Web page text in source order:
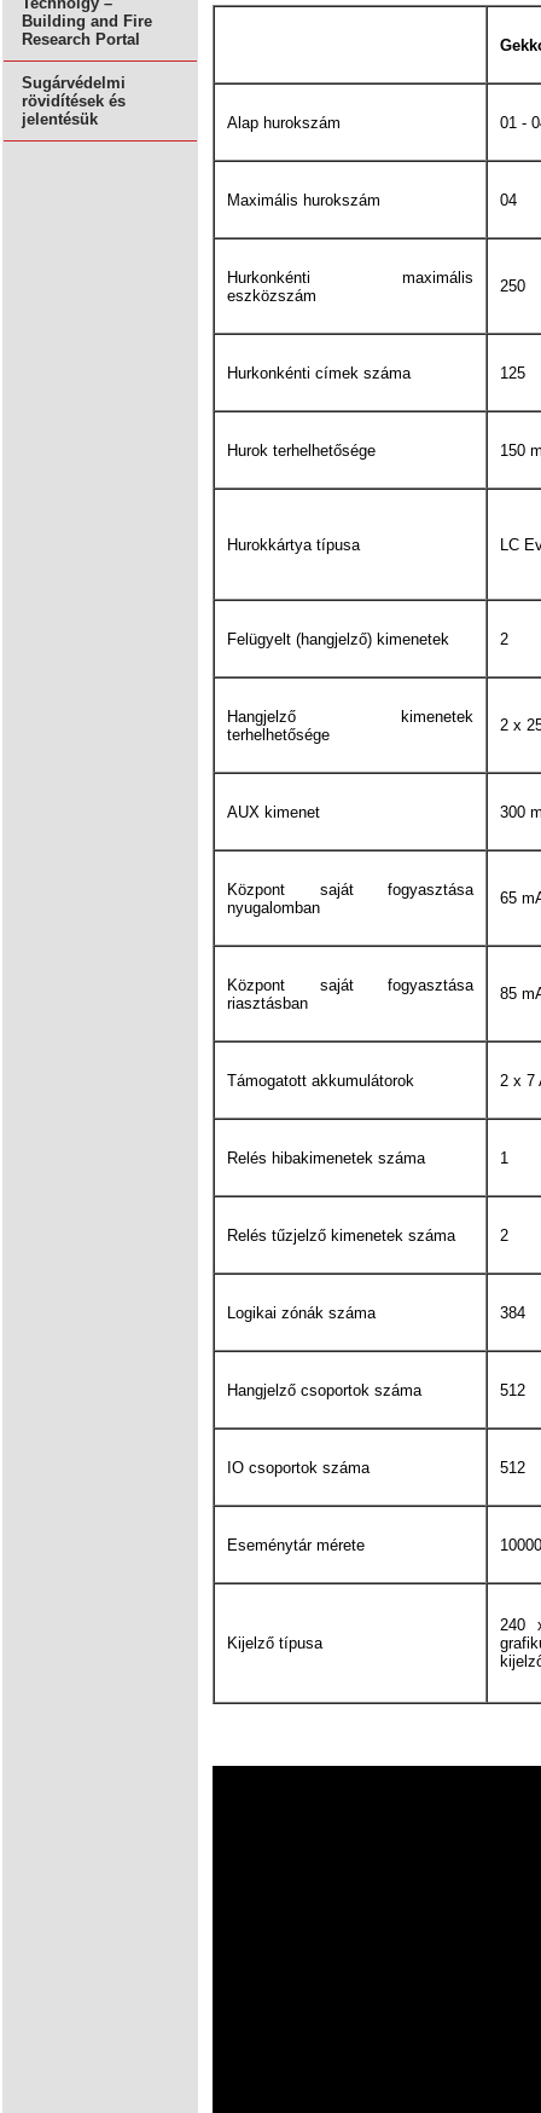
Building and Fire
Research Portal
Sugárvédelmi
rövidítések és
jelentésük
Alap hurokszám 01 -
Maximális hurokszám 04
Hurkonkénti maximális
eszközszám
250
Hurkonkénti címek száma 125
Hurok terhelhetősége 150
Hurokkártya típusa LC
Felügyelt (hangjelző) kimenetek 2
Hangjelző kimenetek
terhelhetősége
2 x
AUX kimenet 300
Központ saját fogyasztása
nyugalomban
65
Központ saját fogyasztása
riasztásban
85
Támogatott akkumulátorok 2 x 7
Relés hibakimenetek száma 1
Relés tűzjelző kimenetek száma 2
Logikai zónák száma 384
Hangjelző csoportok száma 512
IO csoportok száma 512
Eseménytár mérete 10000
Kijelző típusa
240